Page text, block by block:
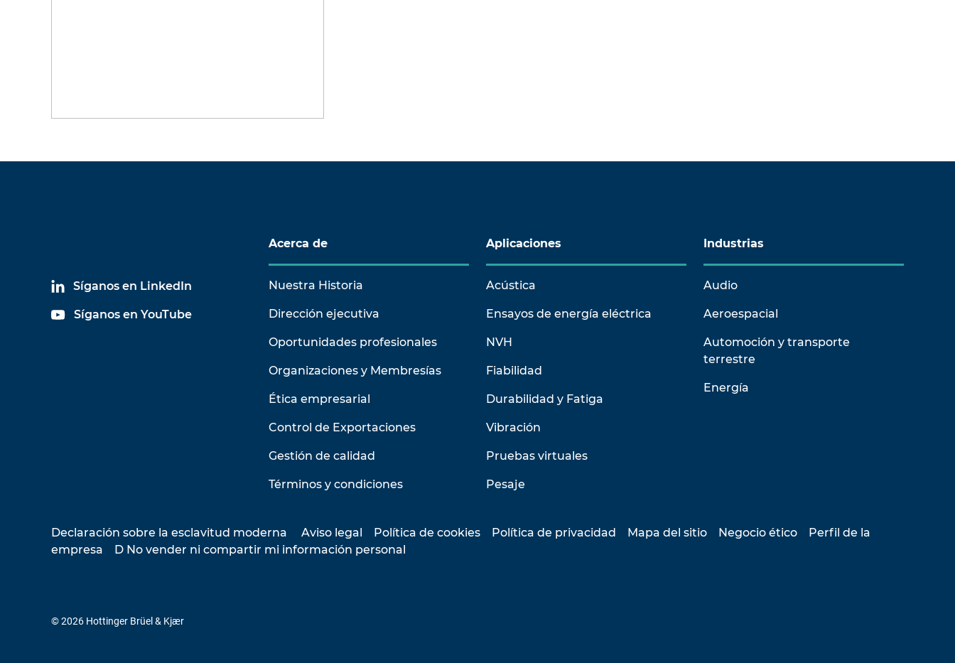
Síganos en LinkedIn
Síganos en YouTube
Acerca de
Nuestra Historia
Dirección ejecutiva
Oportunidades profesionales
Organizaciones y Membresías
Ética empresarial
Control de Exportaciones
Gestión de calidad
Términos y condiciones
Aplicaciones
Acústica
Ensayos de energía eléctrica
NVH
Fiabilidad
Durabilidad y Fatiga
Vibración
Pruebas virtuales
Pesaje
Industrias
Audio
Aeroespacial
Automoción y transporte
terrestre
Energía
Declaración sobre la esclavitud moderna Aviso legal Política de cookies Política de privacidad Mapa del sitio Negocio ético
Perfil de la
empresa
D No vender ni compartir mi información personal
© 2026 Hottinger Brüel & Kjær